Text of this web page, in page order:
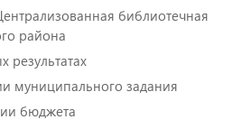
библиотечная
района
результатах
муниципального задания
бюджета